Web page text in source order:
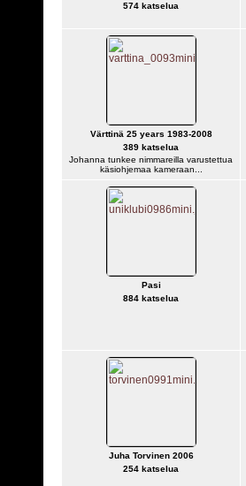
574 katselua
Värttinä 25 years 1983-2008
389 katselua
Johanna tunkee nimmareilla varustettua
käsiohjemaa kameraan...
Pasi
884 katselua
Juha Torvinen 2006
254 katselua